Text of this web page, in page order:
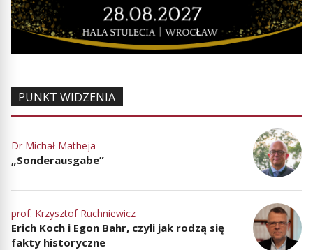
PUNKT WIDZENIA
Dr Michał Matheja
„Sonderausgabe”
prof. Krzysztof Ruchniewicz
Erich Koch i Egon Bahr, czyli jak rodzą się
fakty historyczne